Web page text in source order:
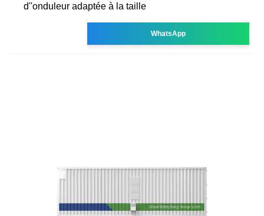
d''onduleur adaptée à la taille
WhatsApp